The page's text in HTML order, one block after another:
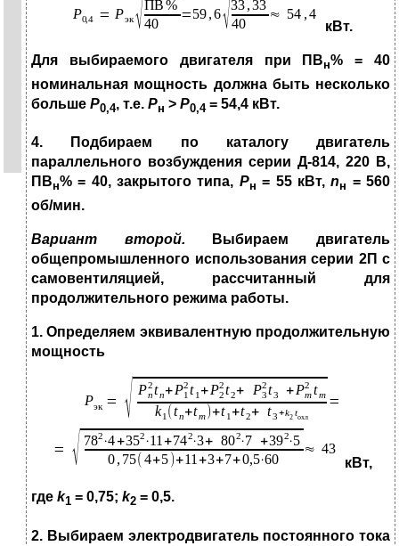
кВт.
Для выбираемого двигателя при ПВн% = 40
номинальная мощность должна быть несколь­ко
больше Р0,4, т.е. Рн > Р0,4 = 54,4 кВт.
4. Подбираем по каталогу двигатель
параллельного возбуждения серии Д-814, 220 В,
ПВн% = 40, закрытого типа, Рн = 55 кВт,nн = 560
об/мин.
Вариант второй. Выбираем двигатель
общепромышленного использования серии 2П с
самовентиляцией, рассчитанный для
продолжительного режима работы.
1. Определяем эквивалентную продолжительную
мощность
кВт,
где k1 = 0,75; k2 = 0,5.
2. Выбираем электродвигатель постоянного тока